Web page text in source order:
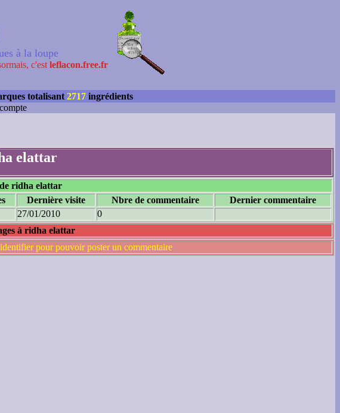
à la loupe
c'est leflacon.free.fr
totalisant 2717 ingrédients
elattar
ridha elattar
Dernière visite Nbre de commentaire
Dernier commentaire
27/01/2010
0
à ridha elattar
pour pouvoir poster un commentaire